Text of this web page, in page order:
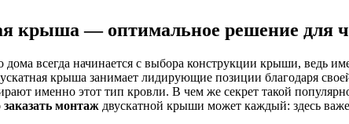
крыша — оптимальное решение для
дома всегда начинается с выбора конструкции крыши,
крыша занимает лидирующие позиции благодаря
именно этот тип кровли. В чем же секрет такой
заказать монтаж двускатной крыши может каждый: здесь